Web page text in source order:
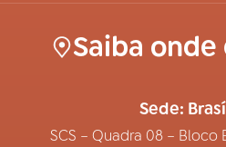
Saiba onde
Sede:
SCS – Quadra 08 – Bloco